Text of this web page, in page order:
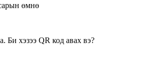
өмнө
Би хэзээ QR код авах вэ?